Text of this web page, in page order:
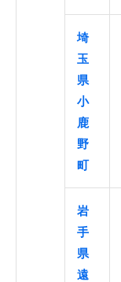
埼
玉
県
小
鹿
野
町
岩
手
県
遠